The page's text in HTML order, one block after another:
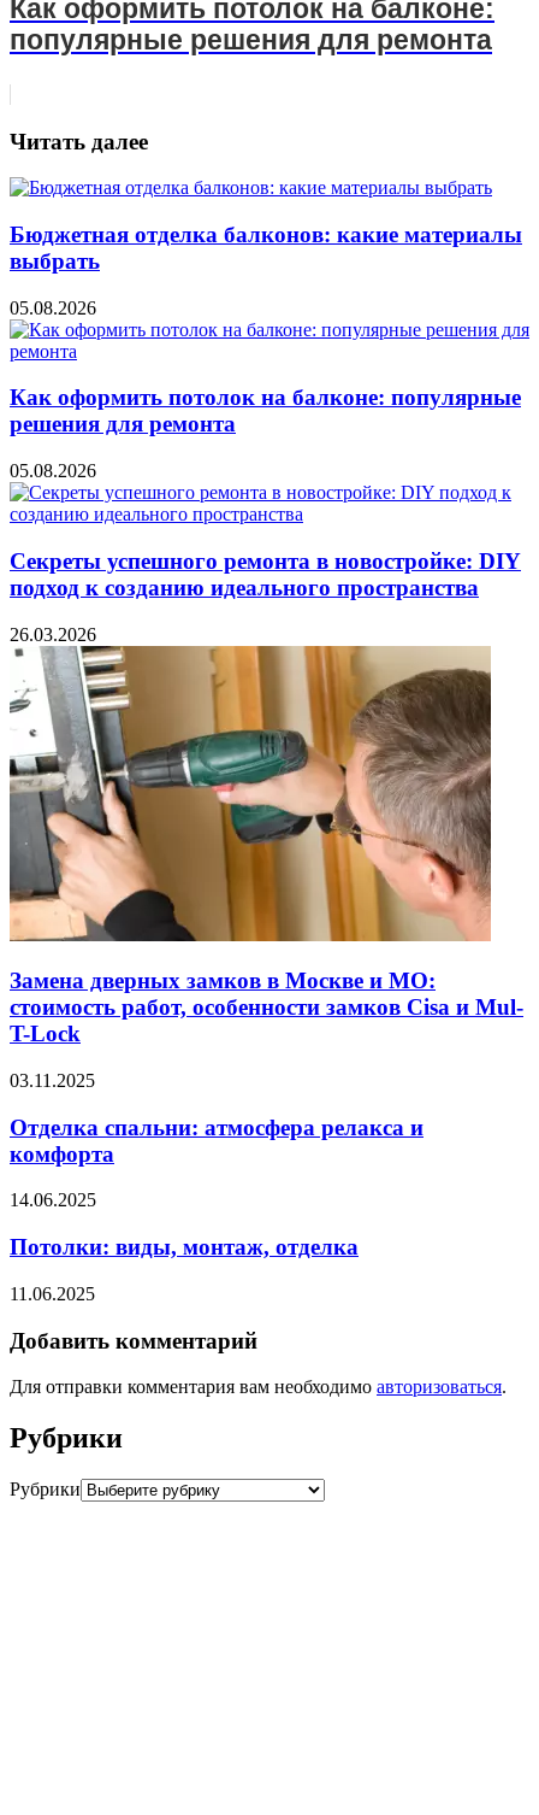
Как оформить потолок на балконе:
популярные решения для ремонта
Читать далее
Бюджетная отделка балконов: какие материалы
выбрать
05.08.2026
Как оформить потолок на балконе: популярные
решения для ремонта
05.08.2026
Секреты успешного ремонта в новостройке: DIY
подход к созданию идеального пространства
26.03.2026
Замена дверных замков в Москве и МО:
стоимость работ, особенности замков Cisa и Mul-
T-Lock
03.11.2025
Отделка спальни: атмосфера релакса и
комфорта
14.06.2025
Потолки: виды, монтаж, отделка
11.06.2025
Добавить комментарий
Для отправки комментария вам необходимо авторизоваться.
Рубрики
Рубрики